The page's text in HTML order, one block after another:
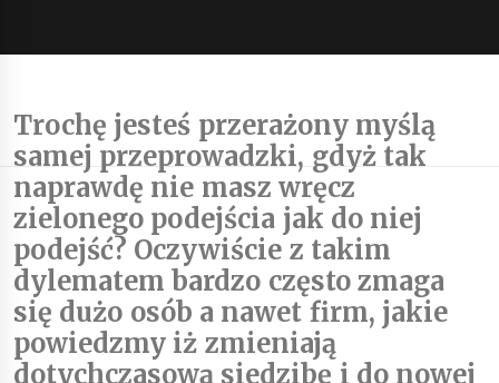
Trochę jesteś przerażony myślą
samej przeprowadzki, gdyż tak
naprawdę nie masz wręcz
zielonego podejścia jak do niej
podejść? Oczywiście z takim
dylematem bardzo często zmaga
się dużo osób a nawet firm, jakie
powiedzmy iż zmieniają
dotychczasową siedzibę i do nowej